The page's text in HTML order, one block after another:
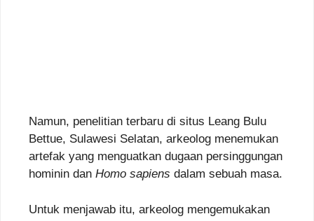
Namun, penelitian terbaru di situs Leang Bulu
Bettue, Sulawesi Selatan, arkeolog menemukan
artefak yang menguatkan dugaan persinggungan
hominin dan Homo sapiens dalam sebuah masa.
Untuk menjawab itu, arkeolog mengemukakan